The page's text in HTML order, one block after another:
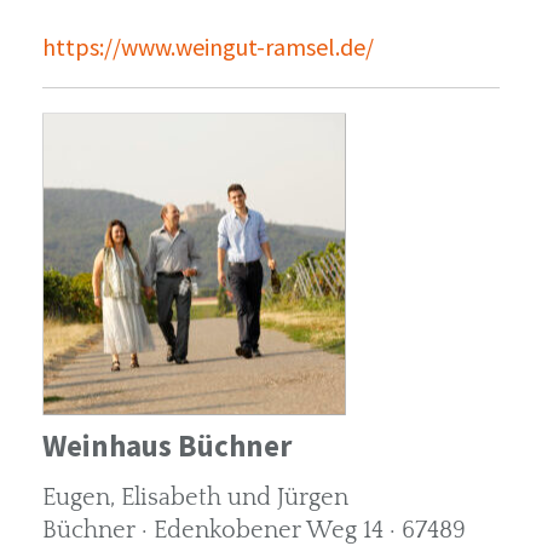
https://www.weingut-ramsel.de/
Weinhaus Büchner
Eugen, Elisabeth und Jürgen
Büchner · Edenkobener Weg 14 · 67489